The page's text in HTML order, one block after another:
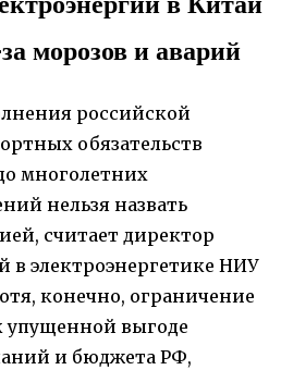
в Китай
морозов и аварий
российской
обязательств
многолетних
нельзя назвать
считает директор
в электроэнергетике НИУ
конечно, ограничение
упущенной выгоде
и бюджета РФ,